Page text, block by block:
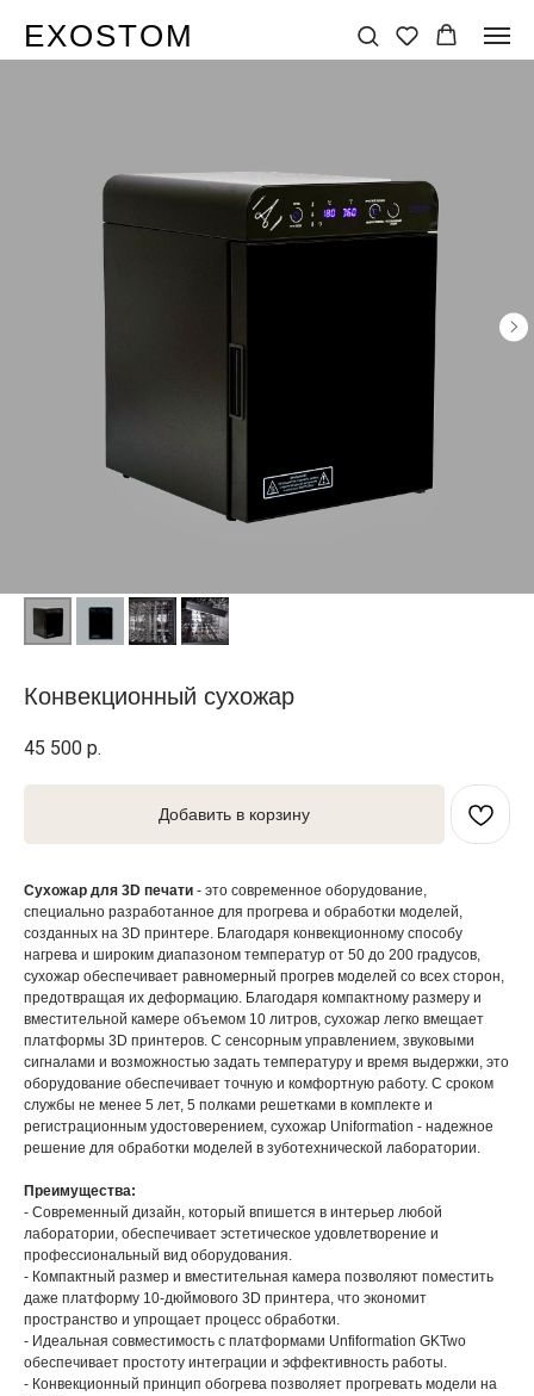
EXOSTOM
Конвекционный сухожар
45 500 р.
Добавить в корзину
Сухожар для 3D печати - это современное оборудование,
специально разработанное для прогрева и обработки моделей,
созданных на 3D принтере. Благодаря конвекционному способу
нагрева и широким диапазоном температур от 50 до 200 градусов,
сухожар обеспечивает равномерный прогрев моделей со всех сторон,
предотвращая их деформацию. Благодаря компактному размеру и
вместительной камере объемом 10 литров, сухожар легко вмещает
платформы 3D принтеров. С сенсорным управлением, звуковыми
сигналами и возможностью задать температуру и время выдержки, это
оборудование обеспечивает точную и комфортную работу. С сроком
службы не менее 5 лет, 5 полками решетками в комплекте и
регистрационным удостоверением, сухожар Uniformation - надежное
решение для обработки моделей в зуботехнической лаборатории.
Преимущества:
- Современный дизайн, который впишется в интерьер любой
лаборатории, обеспечивает эстетическое удовлетворение и
профессиональный вид оборудования.
- Компактный размер и вместительная камера позволяют поместить
даже платформу 10-дюймового 3D принтера, что экономит
пространство и упрощает процесс обработки.
- Идеальная совместимость с платформами Unfiformation GKTwo
обеспечивает простоту интеграции и эффективность работы.
- Конвекционный принцип обогрева позволяет прогревать модели на